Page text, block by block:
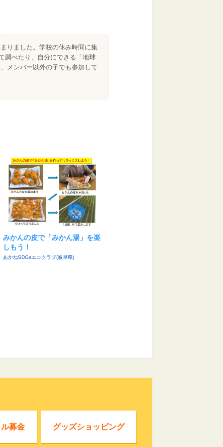
りました。学校の休み時間に集
調べたり、自分にできる「地球
メンバー以外の子でも参加して
みかんの皮で「みかん湯」を楽
しもう！
あかねSDGsエコクラブ(岐阜県)
募金 グッズショッピング